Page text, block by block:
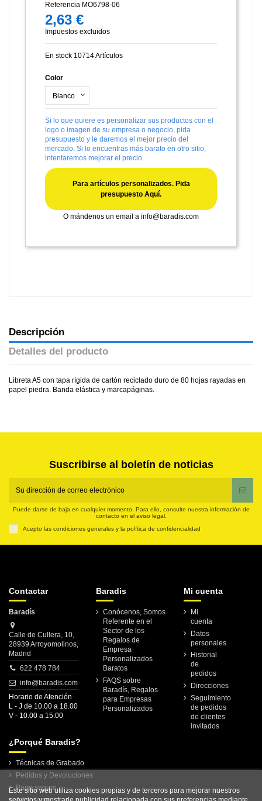
Referencia MO6798-06
2,63 €
Impuestos excluidos
En stock 10714 Artículos
Color
Si lo que quiere es personalizar sus productos con el
logo o imagen de su empresa o negocio, pida
presupuesto y le daremos el mejor precio del
mercado. Si lo encuentras más barato en otro sitio,
intentaremos mejorar el precio.
Para artículos personalizados. Pida
presupuesto Aquí.
O mándenos un email a info@baradis.com
Descripción
Detalles del producto
Libreta A5 con tapa rígida de cartón reciclado duro de 80 hojas rayadas en
papel piedra. Banda elástica y marcapáginas.
Suscribirse al boletín de noticias
Puede darse de baja en cualquier momento. Para ello, consulte nuestra información de
contacto en el aviso legal.
Acepto las condiciones generales y la política de confidencialidad
Contactar
Baradís
Calle de Cullera, 10,
28939 Arroyomolinos,
Madrid
622 478 784
info@baradis.com
Horario de Atención
L - J de 10.00 a 18.00
V - 10.00 a 15.00
Baradis
Conócenos, Somos
Referente en el
Sector de los
Regalos de
Empresa
Personalizados
Baratos
FAQS sobre
Baradís, Regalos
para Empresas
Personalizados
Mi cuenta
Mi
cuenta
Datos
personales
Historial
de
pedidos
Direcciones
Seguimiento
de pedidos
de clientes
invitados
¿Porqué Baradis?
Técnicas de Grabado
Pedidos y Devoluciones
Pago seguro
Este sitio web utiliza cookies propias y de terceros para mejorar nuestros